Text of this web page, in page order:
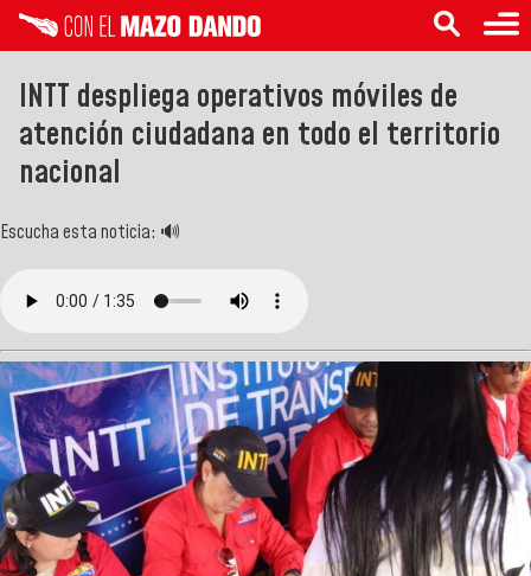
INTT despliega operativos móviles de
atención ciudadana en todo el territorio
nacional
Escucha esta noticia: 🔊